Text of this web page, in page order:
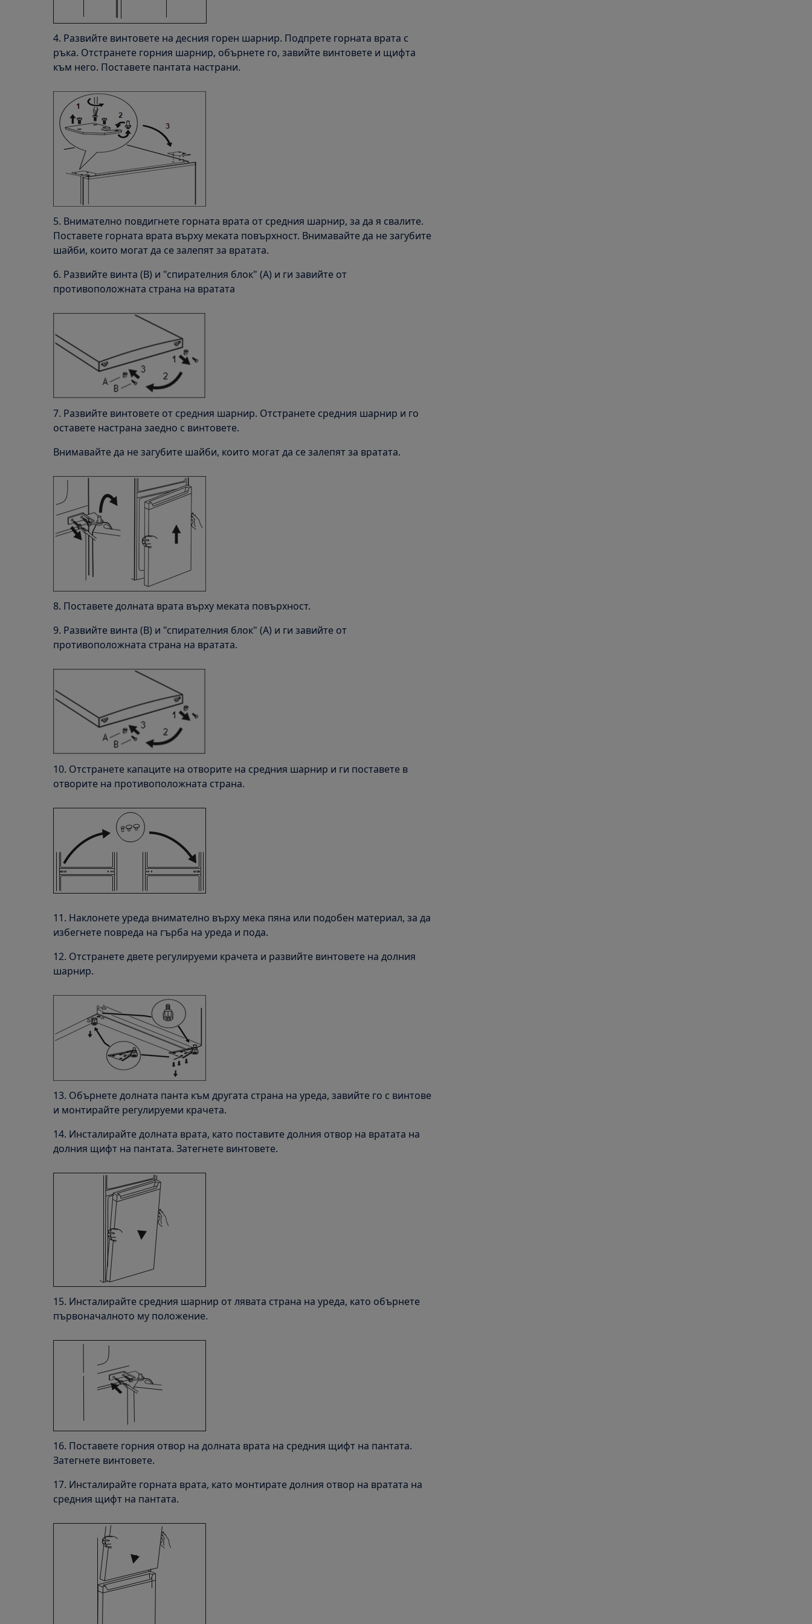
4. Развийте винтовете на десния горен шарнир. Подпрете горната врата с
ръка. Отстранете горния шарнир, обърнете го, завийте винтовете и щифта
към него. Поставете пантата настрани.
5. Внимателно повдигнете горната врата от средния шарнир, за да я свалите.
Поставете горната врата върху меката повърхност. Внимавайте да не загубите
шайби, които могат да се залепят за вратата.
6. Развийте винта (B) и "спирателния блок" (A) и ги завийте от
противоположната страна на вратата
7. Развийте винтовете от средния шарнир. Отстранете средния шарнир и го
оставете настрана заедно с винтовете.
Внимавайте да не загубите шайби, които могат да се залепят за вратата.
8. Поставете долната врата върху меката повърхност.
9. Развийте винта (B) и "спирателния блок" (A) и ги завийте от
противоположната страна на вратата.
10. Отстранете капаците на отворите на средния шарнир и ги поставете в
отворите на противоположната страна.
11. Наклонете уреда внимателно върху мека пяна или подобен материал, за да
избегнете повреда на гърба на уреда и пода.
12. Отстранете двете регулируеми крачета и развийте винтовете на долния
шарнир.
13. Обърнете долната панта към другата страна на уреда, завийте го с винтове
и монтирайте регулируеми крачета.
14. Инсталирайте долната врата, като поставите долния отвор на вратата на
долния щифт на пантата. Затегнете винтовете.
15. Инсталирайте средния шарнир от лявата страна на уреда, като обърнете
първоначалното му положение.
16. Поставете горния отвор на долната врата на средния щифт на пантата.
Затегнете винтовете.
17. Инсталирайте горната врата, като монтирате долния отвор на вратата на
средния щифт на пантата.